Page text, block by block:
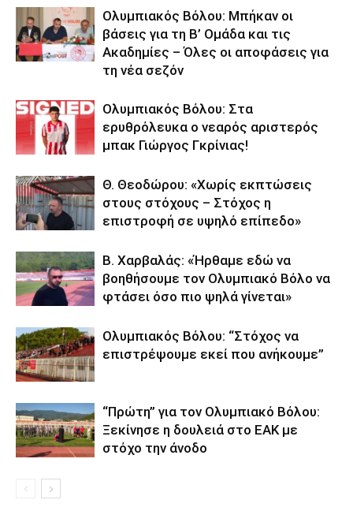
Ολυμπιακός Βόλου: Μπήκαν οι
βάσεις για τη Β’ Ομάδα και τις
Ακαδημίες – Όλες οι αποφάσεις για
τη νέα σεζόν
Ολυμπιακός Βόλου: Στα
ερυθρόλευκα ο νεαρός αριστερός
μπακ Γιώργος Γκρίνιας!
Θ. Θεοδώρου: «Χωρίς εκπτώσεις
στους στόχους – Στόχος η
επιστροφή σε υψηλό επίπεδο»
Β. Χαρβαλάς: «Ήρθαμε εδώ να
βοηθήσουμε τον Ολυμπιακό Βόλο να
φτάσει όσο πιο ψηλά γίνεται»
Ολυμπιακός Βόλου: “Στόχος να
επιστρέψουμε εκεί που ανήκουμε”
“Πρώτη” για τον Ολυμπιακό Βόλου:
Ξεκίνησε η δουλειά στο ΕΑΚ με
στόχο την άνοδο